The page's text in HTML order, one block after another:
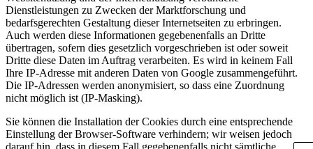
Dienstleistungen zu Zwecken der Marktforschung und
bedarfsgerechten Gestaltung dieser Internetseiten zu erbringen.
Auch werden diese Informationen gegebenenfalls an Dritte
übertragen, sofern dies gesetzlich vorgeschrieben ist oder soweit
Dritte diese Daten im Auftrag verarbeiten. Es wird in keinem Fall
Ihre IP-Adresse mit anderen Daten von Google zusammengeführt.
Die IP-Adressen werden anonymisiert, so dass eine Zuordnung
nicht möglich ist (IP-Masking).
Sie können die Installation der Cookies durch eine entsprechende
Einstellung der Browser-Software verhindern; wir weisen jedoch
darauf hin, dass in diesem Fall gegebenenfalls nicht sämtliche